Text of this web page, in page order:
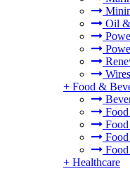
Oil
+ Food &
+ Healthcare